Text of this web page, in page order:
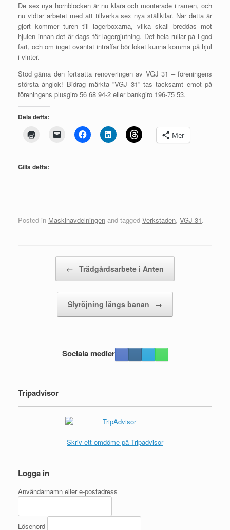
De sex nya hornblocken är nu klara och monterade i ramen, och
nu vidtar arbetet med att tillverka sex nya ställkilar. När detta är
gjort kommer turen till lagerboxarna, vilka skall breddas mot
hjulen innan det är dags för lagergjutning. Det hela rullar på i god
fart, och om inget oväntat inträffar bör loket kunna komma på hjul
i vinter.
Stöd gärna den fortsatta renoveringen av VGJ 31 – föreningens
största ånglok! Bidrag märkta ”VGJ 31” tas tacksamt emot på
föreningens plusgiro 56 68 94-2 eller bankgiro 196-75 53.
Dela detta:
Mer
Gilla detta:
Posted in Maskinavdelningen and tagged Verkstaden, VGJ 31.
← Trädgårdsarbete i Anten
Slyröjning längs banan →
Sociala medier
Tripadvisor
Skriv ett omdöme på Tripadvisor
Logga in
Användarnamn eller e-postadress
Lösenord